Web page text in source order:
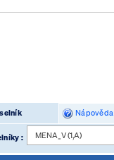
Nápověda
: